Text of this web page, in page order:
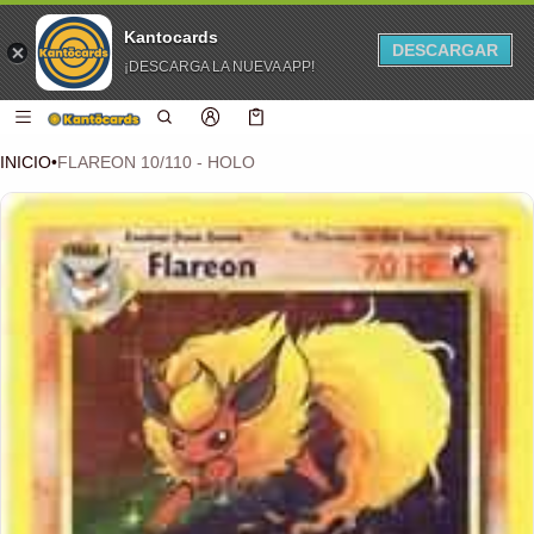
INICIO•FLAREON 10/110 - HOLO
DEL PRODUCTO
Kantocards
¡DESCARGA LA NUEVA APP!
DESCARGAR